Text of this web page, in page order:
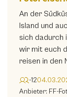
An der
Island und
sich dadurch
wir mit euch
reisen in den
-12
Anbieter: FF-